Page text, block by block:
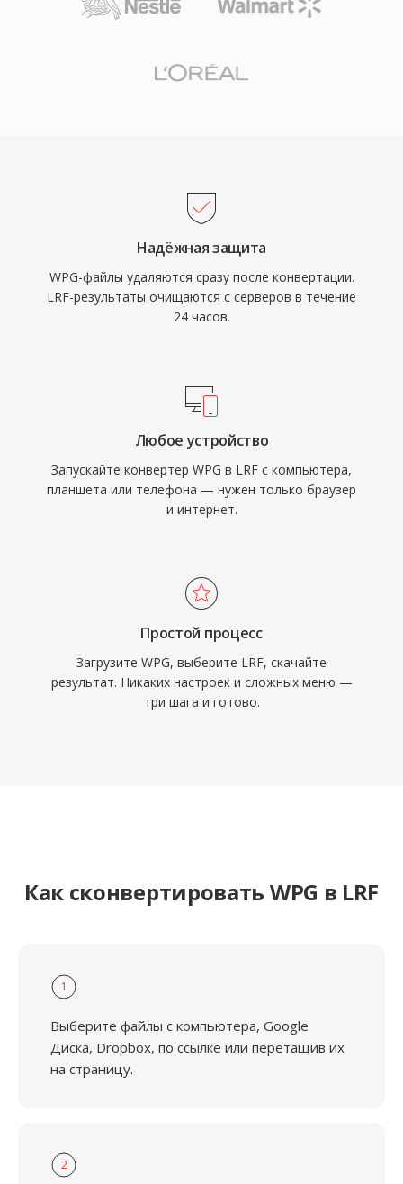
Надёжная защита
WPG-файлы удаляются сразу после конвертации.
LRF-результаты очищаются с серверов в течение
24 часов.
Любое устройство
Запускайте конвертер WPG в LRF с компьютера,
планшета или телефона — нужен только браузер
и интернет.
Простой процесс
Загрузите WPG, выберите LRF, скачайте
результат. Никаких настроек и сложных меню —
три шага и готово.
Как сконвертировать WPG в LRF
1
Выберите файлы с компьютера, Google
Диска, Dropbox, по ссылке или перетащив их
на страницу.
2